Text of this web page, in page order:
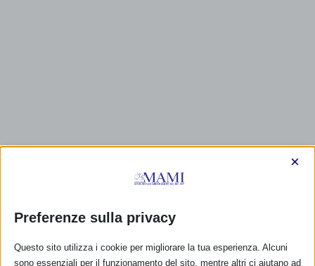
CALENDARIO EVENTI
Preferenze sulla privacy
×
Questo sito utilizza i cookie per migliorare la tua esperienza. Alcuni
sono essenziali per il funzionamento del sito, mentre altri ci aiutano ad